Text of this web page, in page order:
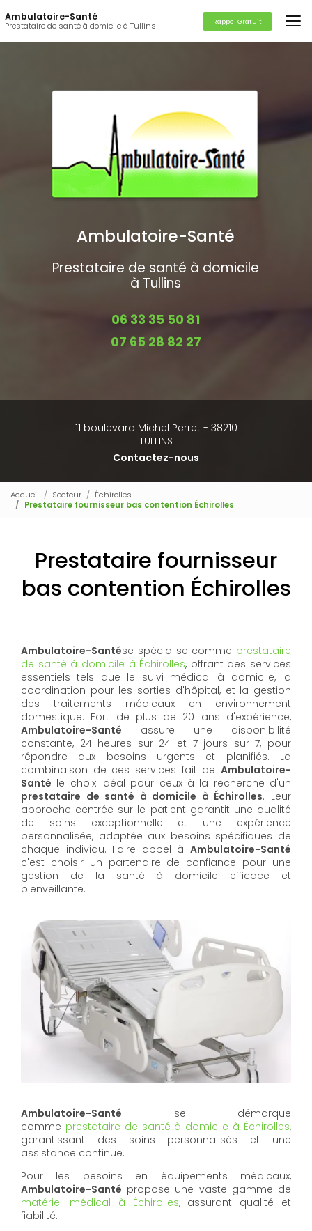
au
contenu
principal
Ambulatoire-Santé
Prestataire de santé à domicile à Tullins Rappel Gratuit
Ambulatoire-Santé
Prestataire de santé à domicile
à Tullins
06 33 35 50 81
07 65 28 82 27
11 boulevard Michel Perret - 38210
TULLINS
Contactez-nous
Accueil Secteur
Échirolles
Prestataire fournisseur bas contention Échirolles
Prestataire fournisseur
bas contention Échirolles
Ambulatoire-Santése spécialise comme prestataire
de santé à domicile à Échirolles, offrant des services
essentiels tels que le suivi médical à domicile, la
coordination pour les sorties d'hôpital, et la gestion
des traitements médicaux en environnement
domestique. Fort de plus de 20 ans d'expérience,
Ambulatoire-Santé assure une disponibilité
constante, 24 heures sur 24 et 7 jours sur 7, pour
répondre aux besoins urgents et planifiés. La
combinaison de ces services fait de Ambulatoire-
Santé le choix idéal pour ceux à la recherche d'un
prestataire de santé à domicile à Échirolles. Leur
approche centrée sur le patient garantit une qualité
de soins exceptionnelle et une expérience
personnalisée, adaptée aux besoins spécifiques de
chaque individu. Faire appel à Ambulatoire-Santé
c'est choisir un partenaire de confiance pour une
gestion de la santé à domicile efficace et
bienveillante.
Ambulatoire-Santé se démarque
comme prestataire de santé à domicile à Échirolles,
garantissant des soins personnalisés et une
assistance continue.
Pour les besoins en équipements médicaux,
Ambulatoire-Santé propose une vaste gamme de
matériel médical à Échirolles, assurant qualité et
fiabilité.